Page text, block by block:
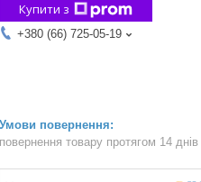
Купити з
+380 (66) 725-05-19
повернення товару протягом 14 днів